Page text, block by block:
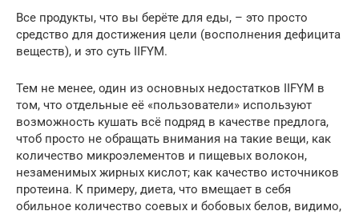
Все продукты, что вы берёте для еды, – это просто
средство для достижения цели (восполнения дефицита
веществ), и это суть IIFYM.
Тем не менее, один из основных недостатков IIFYM в
том, что отдельные её «пользователи» используют
возможность кушать всё подряд в качестве предлога,
чтоб просто не обращать внимания на такие вещи, как
количество микроэлементов и пищевых волокон,
незаменимых жирных кислот; как качество источников
протеина. К примеру, диета, что вмещает в себя
обильное количество соевых и бобовых белов, видимо,